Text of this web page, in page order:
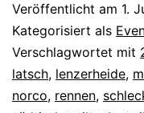
Veröffentlicht am 1.
Kategorisiert als
Verschlagwortet mit
latsch, lenzerheide,
norco, rennen,